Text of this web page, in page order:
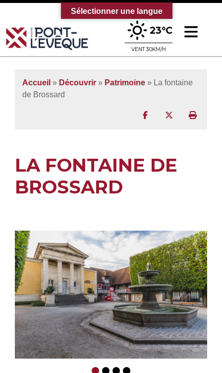
Bienvenue sur le site officiel de la
23°C
VENT 30KM/H
Accueil » Découvrir » Patrimoine » La fontaine
de Brossard
Partager surPartager sur
LA FONTAINE DE
BROSSARD
Sélectionner une langue